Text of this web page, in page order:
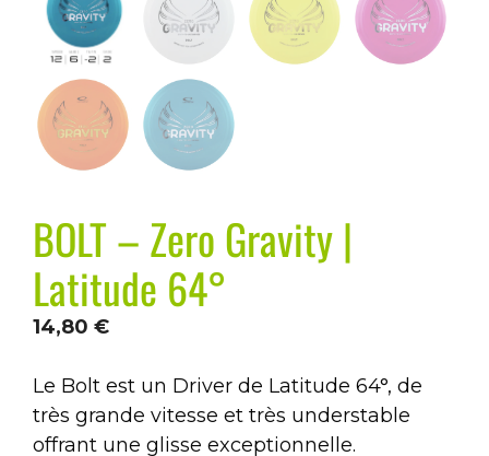
BOLT – Zero Gravity |
Latitude 64°
14,80 €
Le Bolt est un Driver de Latitude 64°, de
très grande vitesse et très understable
offrant une glisse exceptionnelle.